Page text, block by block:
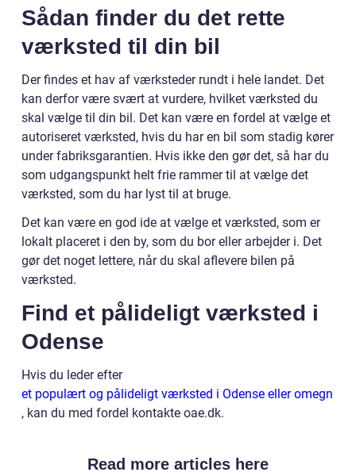
Sådan finder du det rette
værksted til din bil
Der findes et hav af værksteder rundt i hele landet. Det
kan derfor være svært at vurdere, hvilket værksted du
skal vælge til din bil. Det kan være en fordel at vælge et
autoriseret værksted, hvis du har en bil som stadig kører
under fabriksgarantien. Hvis ikke den gør det, så har du
som udgangspunkt helt frie rammer til at vælge det
værksted, som du har lyst til at bruge.
Det kan være en god ide at vælge et værksted, som er
lokalt placeret i den by, som du bor eller arbejder i. Det
gør det noget lettere, når du skal aflevere bilen på
værksted.
Find et pålideligt værksted i
Odense
Hvis du leder efter
et populært og pålideligt værksted i Odense eller omegn
, kan du med fordel kontakte oae.dk.
Read more articles here